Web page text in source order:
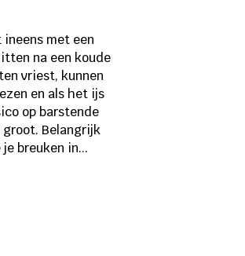
met een
na een koude
vriest, kunnen
en als het ijs
op barstende
Belangrijk
breuken in...